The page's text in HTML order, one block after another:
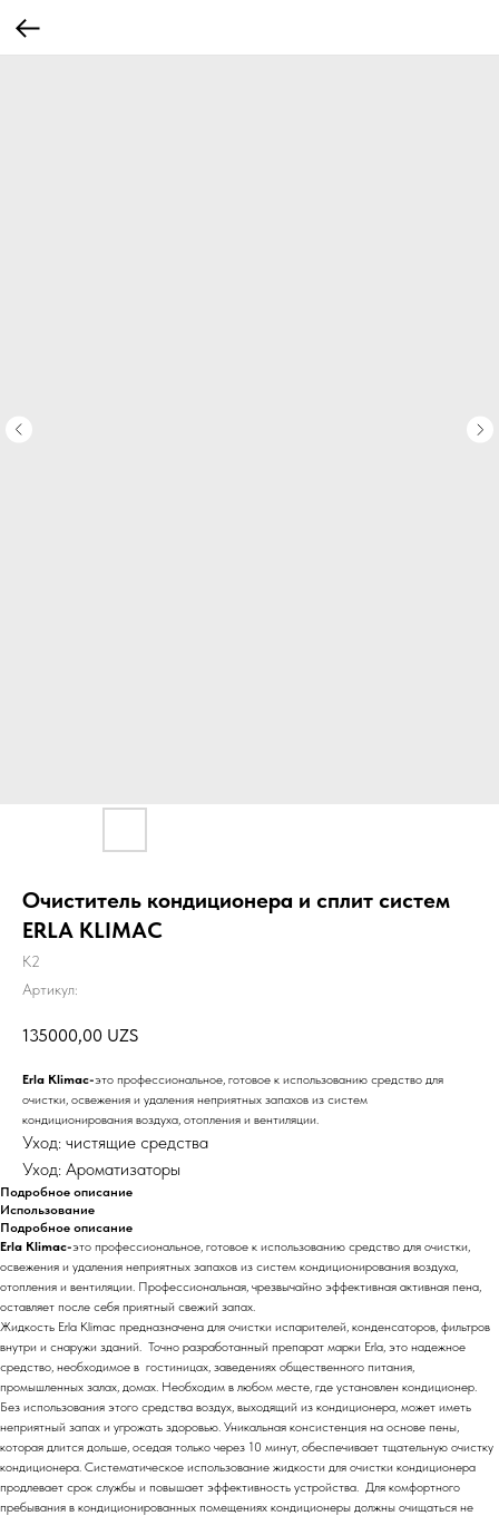
Очиститель кондиционера и сплит систем
ERLA KLIMAC
K2
Артикул:
135000,00 UZS
Erla Klimac-это профессиональное, готовое к использованию средство для
очистки, освежения и удаления неприятных запахов из систем
кондиционирования воздуха, отопления и вентиляции.
Уход: чистящие средства
Уход: Ароматизаторы
Подробное описание
Использование
Подробное описание
Erla Klimac-это профессиональное, готовое к использованию средство для очистки,
освежения и удаления неприятных запахов из систем кондиционирования воздуха,
отопления и вентиляции. Профессиональная, чрезвычайно эффективная активная пена,
оставляет после себя приятный свежий запах.
Жидкость Erla Klimac предназначена для очистки испарителей, конденсаторов, фильтров
внутри и снаружи зданий. Точно разработанный препарат марки Erla, это надежное
средство, необходимое в гостиницах, заведениях общественного питания,
промышленных залах, домах. Необходим в любом месте, где установлен кондиционер.
Без использования этого средства воздух, выходящий из кондиционера, может иметь
неприятный запах и угрожать здоровью. Уникальная консистенция на основе пены,
которая длится дольше, оседая только через 10 минут, обеспечивает тщательную очистку
кондиционера. Систематическое использование жидкости для очистки кондиционера
продлевает срок службы и повышает эффективность устройства. Для комфортного
пребывания в кондиционированных помещениях кондиционеры должны очищаться не